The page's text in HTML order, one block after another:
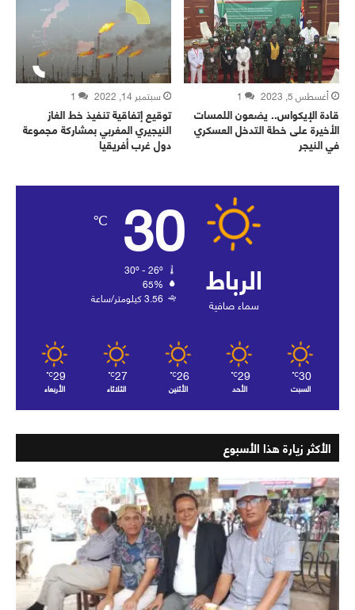
أغسطس 5, 2023 1
قادة الإيكواس.. يضعون اللمسات
الأخيرة على خطة التدخل العسكري
في النيجر
سبتمبر 14, 2022 1
توقيع إتفاقية تنفيذ خط الغاز
النيجيري المغربي بمشاركة مجموعة
دول غرب أفريقيا
الرباط
سماء صافية
30
℃
65%
3.56 كيلومتر/ساعة
30
℃
السبت
29
℃
الأحد
26
℃
الأثنين
27
℃
الثلاثاء
29
℃
الأربعاء
الأكثر زيارة هذا الأسبوع